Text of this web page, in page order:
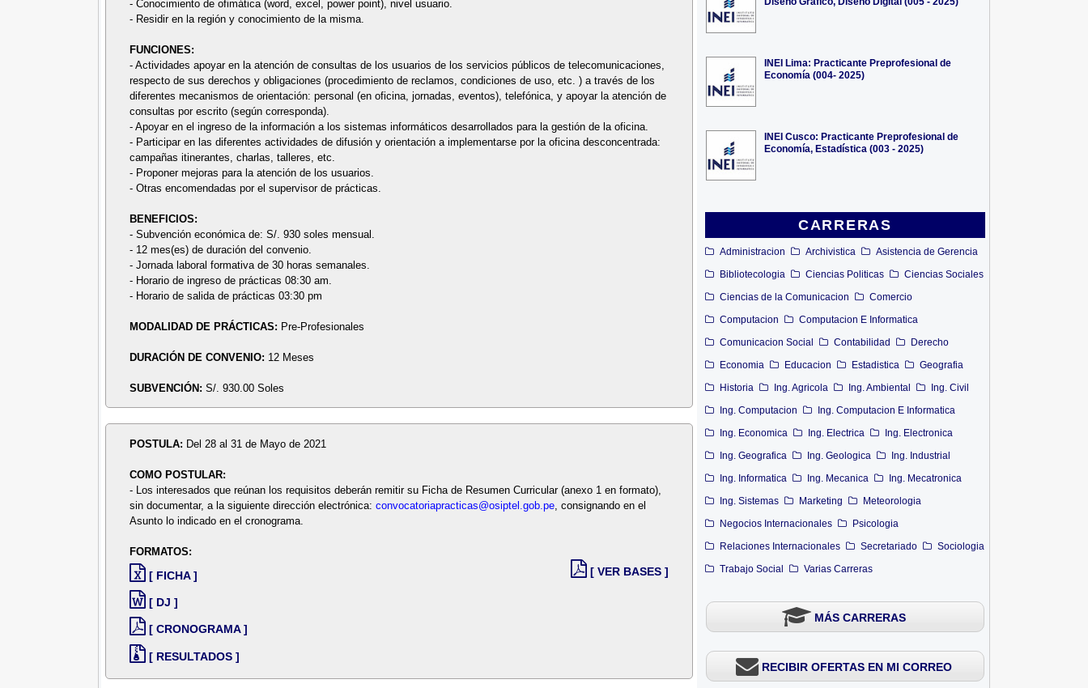
INEI Lima: Practicante Preprofesional de
Economía (004- 2025)
INEI Cusco: Practicante Preprofesional de
Economía, Estadística (003 - 2025)
CARRERAS
Administracion Archivistica
Asistencia de Gerencia
Bibliotecologia
Ciencias Politicas
Ciencias Sociales
Ciencias de la Comunicacion
Comercio
Computacion
Computacion E Informatica
Comunicacion Social
Contabilidad
Derecho
Economia
Educacion Estadistica
Geografia
Historia
Ing. Agricola Ing. Ambiental
Ing. Civil
Ing. Computacion
Ing. Computacion E Informatica
Ing. Economica
Ing. Electrica
Ing. Electronica
Ing. Geografica
Ing. Geologica
Ing. Industrial
Ing. Informatica
Ing. Mecanica
Ing. Mecatronica
Ing. Sistemas
Marketing
Meteorologia
Negocios Internacionales
Psicologia
Relaciones Internacionales
Secretariado
Sociologia
Trabajo Social
Varias Carreras
MÁS CARRERAS
RECIBIR OFERTAS EN MI CORREO
- Conocimiento de ofimática (word, excel, power point), nivel usuario.
- Residir en la región y conocimiento de la misma.
FUNCIONES:
- Actividades apoyar en la atención de consultas de los usuarios de los servicios públicos de telecomunicaciones,
respecto de sus derechos y obligaciones (procedimiento de reclamos, condiciones de uso, etc. ) a través de los
diferentes mecanismos de orientación: personal (en oficina, jornadas, eventos), telefónica, y apoyar la atención de
consultas por escrito (según corresponda).
- Apoyar en el ingreso de la información a los sistemas informáticos desarrollados para la gestión de la oficina.
- Participar en las diferentes actividades de difusión y orientación a implementarse por la oficina desconcentrada:
campañas itinerantes, charlas, talleres, etc.
- Proponer mejoras para la atención de los usuarios.
- Otras encomendadas por el supervisor de prácticas.
BENEFICIOS:
- Subvención económica de: S/. 930 soles mensual.
- 12 mes(es) de duración del convenio.
- Jornada laboral formativa de 30 horas semanales.
- Horario de ingreso de prácticas 08:30 am.
- Horario de salida de prácticas 03:30 pm
MODALIDAD DE PRÁCTICAS: Pre-Profesionales
DURACIÓN DE CONVENIO: 12 Meses
SUBVENCIÓN:S/. 930.00 Soles
POSTULA: Del 28 al 31 de Mayo de 2021
COMO POSTULAR:
- Los interesados que reúnan los requisitos deberán remitir su Ficha de Resumen Curricular (anexo 1 en formato),
sin documentar, a la siguiente dirección electrónica:convocatoriapracticas@osiptel.gob.pe , consignando en el
Asunto lo indicado en el cronograma.
FORMATOS:
[ FICHA ]
[ DJ ]
[ CRONOGRAMA ]
[ RESULTADOS ]
[ VER BASES ]